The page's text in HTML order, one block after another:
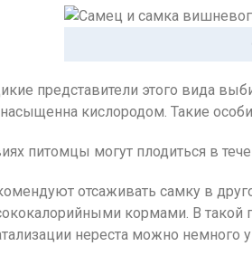
представители этого вида
кислородом. Такие
питомцы могут плодиться в
отсаживать самку в
кормами. В
нереста можно немного